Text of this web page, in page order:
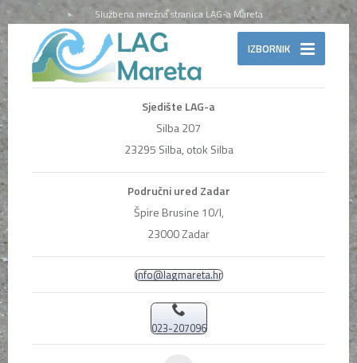
Službena mrežna stranica LAG-a Mareta
IZBORNIK
Sjedište LAG-a
Silba 207
23295 Silba, otok Silba
Područni ured Zadar
Špire Brusine 10/I,
23000 Zadar
info@lagmareta.hr
023-207096